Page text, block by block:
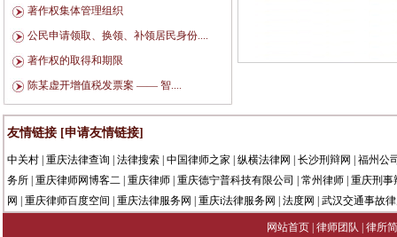
著作权集体管理组织
公民申请领取、换领、补领居民身份....
著作权的取得和期限
陈某虚开增值税发票案 —— 智....
友情链接 [申请友情链接]
中关村 |重庆法律查询 |法律搜索 |中国律师之家 |纵横法律网 |长沙刑辩网 |福州公
务所 |重庆律师网博客二 |重庆律师 |重庆德宁普科技有限公司 |常州律师 |重庆刑事
网
|重庆律师百度空间 |重庆法律服务网 |重庆i法律服务网 |法度网 |武汉交通事故
网站首页 律师团队 律所